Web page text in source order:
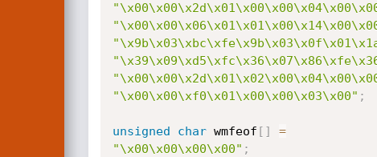
"\x00\x00\xf0\x01\x00\x00\x03\x00" ;
unsigned char wmfeof [ ]
=
"\x00\x00\x00\x00" ;